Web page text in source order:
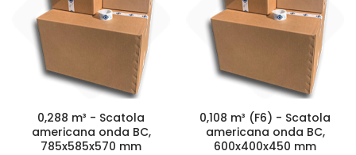
0,288 m³ - Scatola
americana onda BC,
785x585x570 mm
0,108 m³ (F6) - Scatola
americana onda BC,
600x400x450 mm